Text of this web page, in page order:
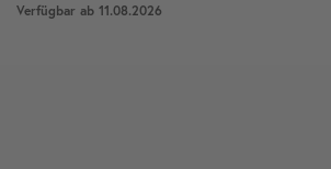
Verfügbar ab 11.08.2026